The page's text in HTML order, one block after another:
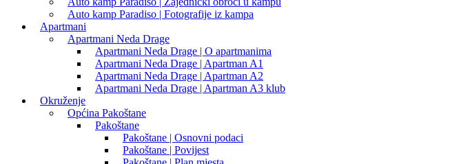
Auto kamp Paradiso | Fotografije iz kampa
Apartmani
Apartmani Neda Drage
Apartmani Neda Drage | O apartmanima
Apartmani Neda Drage | Apartman A1
Apartmani Neda Drage | Apartman A2
Apartmani Neda Drage | Apartman A3 klub
Okruženje
Općina Pakoštane
Pakoštane
Pakoštane | Osnovni podaci
Pakoštane | Povijest